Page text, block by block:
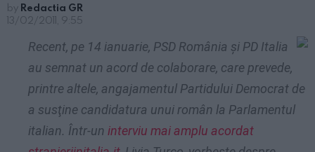
by Redactia GR
13/02/2011, 9:55
Recent, pe 14 ianuarie, PSD România şi PD Italia
au semnat un acord de colaborare, care prevede,
printre altele, angajamentul Partidului Democrat de
a susţine candidatura unui român la Parlamentul
italian. Într-un interviu mai amplu acordat